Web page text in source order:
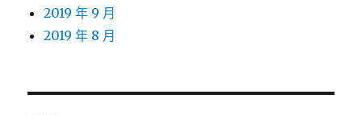
2019 年 9 月
2019 年 8 月